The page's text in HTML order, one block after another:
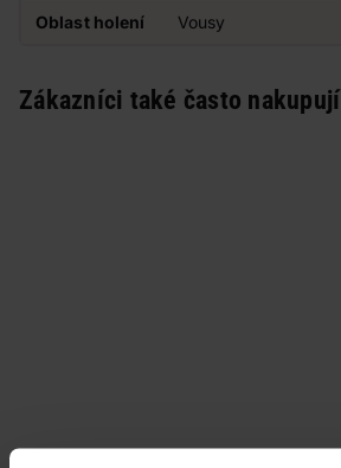
Oblast holení Vousy
Zákazníci také často nakupují